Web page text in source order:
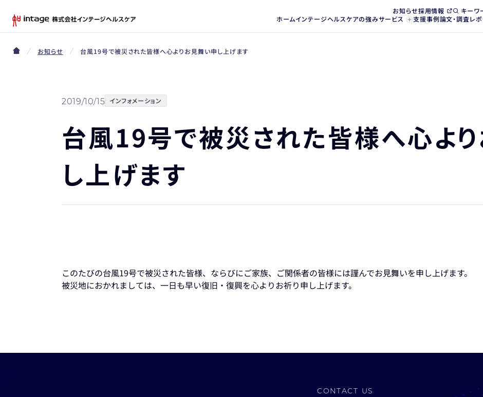
お知らせ採用情報
キーワ
ホームインテージヘルスケアの強みサービス 支援事例論文・調査レ
お知らせ 台風19号で被災された皆様へ心よりお見舞い申し上げます
2019/10/15 インフォメーション
台風19号で被災された皆様へ心よ
し上げます
このたびの台風19号で被災された皆様、ならびにご家族、ご関係者の皆様には謹んでお見舞いを申し上げます。
被災地におかれましては、一日も早い復旧・復興を心よりお祈り申し上げます。
CONTACT US